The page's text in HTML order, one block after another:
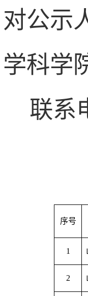
对公示
学科学
联系
序号
1
2